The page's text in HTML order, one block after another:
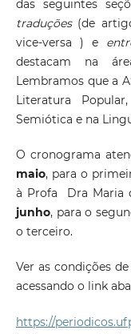
das seguintes
traduções(de
vice-versa ) e
destacam na
Lembramos que a
Literatura
Semiótica e na
O cronograma
maio, para o
à Profa Dra Maria
junho, para o
o terceiro.
Ver as condições
acessando o link
https://